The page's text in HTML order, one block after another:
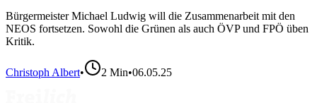
Bürgermeister Michael Ludwig will die Zusammenarbeit mit den
NEOS fortsetzen. Sowohl die Grünen als auch ÖVP und FPÖ üben
Kritik.
Christoph Albert• 2 Min•06.05.25